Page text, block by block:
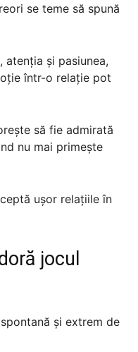
se teme să spună
și pasiunea,
într-o relație pot
să fie admirată
nu mai primește
ușor relațiile în
jocul
și extrem de